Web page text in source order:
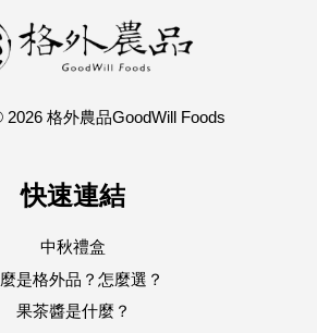
2026 格外農品GoodWill Foods
快速連結
中秋禮盒
是格外品？怎麼選？
果茶醬是什麼？